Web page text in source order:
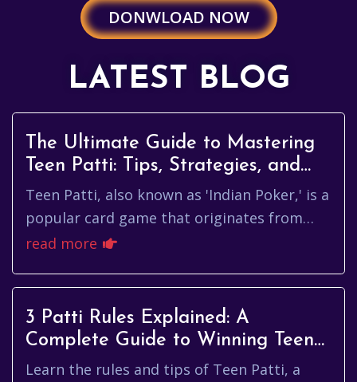
DONWLOAD NOW
LATEST BLOG
The Ultimate Guide to Mastering
Teen Patti: Tips, Strategies, and
More
Teen Patti, also known as 'Indian Poker,' is a
popular card game that originates from
India. Over the years, it has gained immense
read more
3 Patti Rules Explained: A
Complete Guide to Winning Teen
Patti Game
Learn the rules and tips of Teen Patti, a